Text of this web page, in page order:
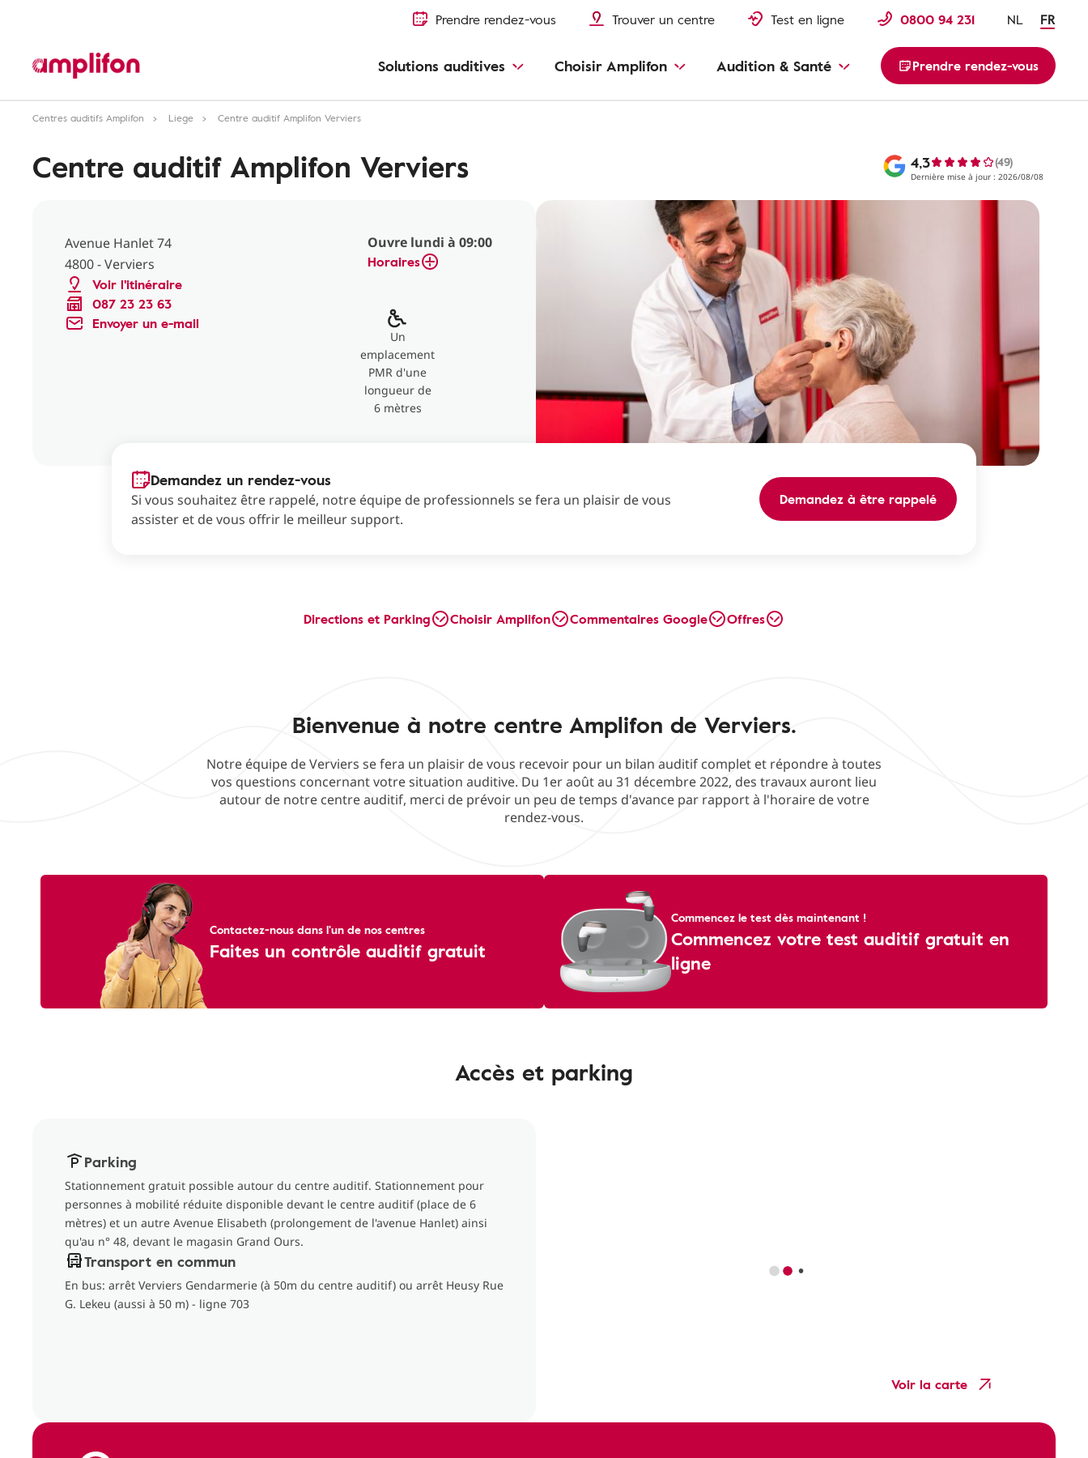
Prendre rendez-vous Trouver un centre Test en ligne 0800 94 231 NL FR
Solutions auditives Choisir Amplifon Audition & Santé Prendre rendez-vous
Centres auditifs Amplifon Liege Centre auditif Amplifon Verviers
Centre auditif Amplifon Verviers 4,3 (49)
Dernière mise à jour : 2026/08/08
Avenue Hanlet 74
4800 - Verviers
Voir l'itinéraire
087 23 23 63
Envoyer un e-mail
Ouvre lundi à 09:00
Horaires
Un
emplacement
PMR d'une
longueur de
6 mètres
Demandez un rendez-vous
Si vous souhaitez être rappelé, notre équipe de professionnels se fera un plaisir de vous
assister et de vous offrir le meilleur support.
Demandez à être rappelé
Directions et Parking Choisir Amplifon Commentaires Google Offres
Bienvenue à notre centre Amplifon de Verviers.
Notre équipe de Verviers se fera un plaisir de vous recevoir pour un bilan auditif complet et répondre à toutes
vos questions concernant votre situation auditive. Du 1er août au 31 décembre 2022, des travaux auront lieu
autour de notre centre auditif, merci de prévoir un peu de temps d'avance par rapport à l'horaire de votre
rendez-vous.
Contactez-nous dans l'un de nos centres
Faites un contrôle auditif gratuit
Commencez le test dès maintenant !
Commencez votre test auditif gratuit en
ligne
Accès et parking
Parking
Stationnement gratuit possible autour du centre auditif. Stationnement pour
personnes à mobilité réduite disponible devant le centre auditif (place de 6
mètres) et un autre Avenue Elisabeth (prolongement de l'avenue Hanlet) ainsi
qu'au n° 48, devant le magasin Grand Ours.
Transport en commun
En bus: arrêt Verviers Gendarmerie (à 50m du centre auditif) ou arrêt Heusy Rue
G. Lekeu (aussi à 50 m) - ligne 703
Voir la carte